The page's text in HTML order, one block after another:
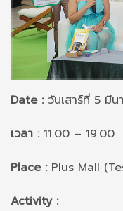
Date :วันเสาร์ที่ 5 มีน
เวลา :11.00 – 19.00
Place :Plus Mall
Activity :